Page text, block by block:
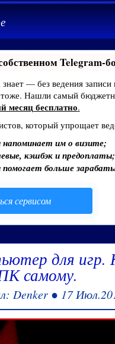
Telegram-
— без ведения
тоже. Нашли самый
месяц бесплатно.
который упрощает
им о визите;
кэшбэк и предоплаты;
помогает больше
сервисом
для игр.
самому.
Denker ● 17